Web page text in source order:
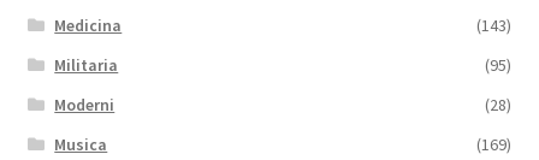
Medicina
(143)
Militaria
(95)
Moderni
(28)
Musica
(169)